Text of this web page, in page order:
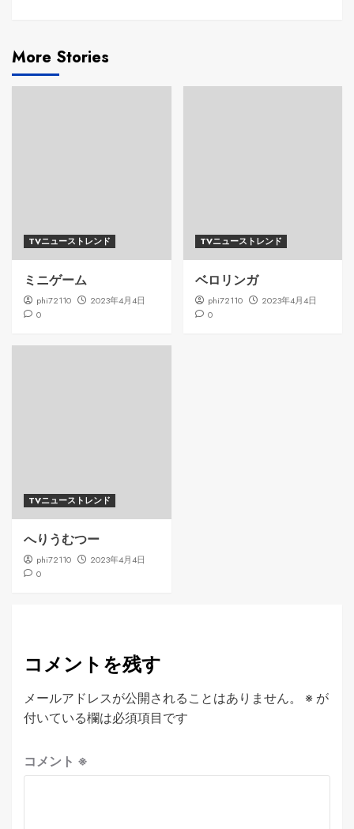
More Stories
TVニューストレンド
ミニゲーム
phi72110
2023年4月4日
0
TVニューストレンド
ベロリンガ
phi72110
2023年4月4日
0
TVニューストレンド
へりうむつー
phi72110
2023年4月4日
0
コメントを残す
メールアドレスが公開されることはありません。 ※ が
付いている欄は必須項目です
コメント ※